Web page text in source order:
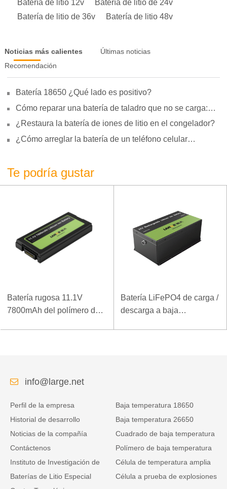
Batería de litio 12v
Batería de litio de 24v
Batería de litio de 36v
Batería de litio 48v
Noticias más calientes
Últimas noticias
Recomendación
Batería 18650 ¿Qué lado es positivo?
Cómo reparar una batería de taladro que no se carga:
¿Restaura la batería de iones de litio en el congelador?
¿Cómo arreglar la batería de un teléfono celular
Te podría gustar
Batería rugosa 11.1V
7800mAh del polímero del
Batería LiFePO4 de carga /
descarga a baja
info@large.net
Perfil de la empresa
Historial de desarrollo
Noticias de la compañía
Contáctenos
Instituto de Investigación de
Baterías de Litio Especial
Baja temperatura 18650
Baja temperatura 26650
Cuadrado de baja temperatura
Polímero de baja temperatura
Célula de temperatura amplia
Célula a prueba de explosiones